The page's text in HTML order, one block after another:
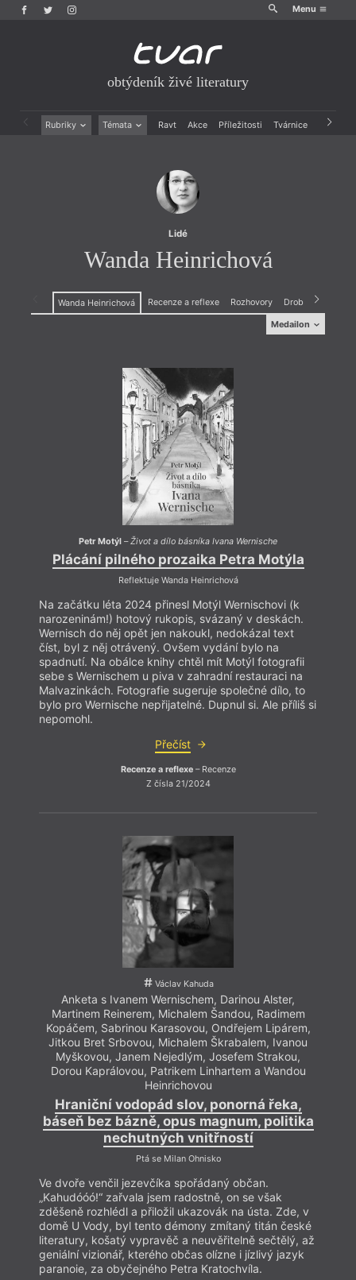
Menu
obtýdeník živé literatury
Rubriky Témata Ravt Akce Příležitosti Tvárnice Archiv
Lidé
Wanda Heinrichová
Wanda Heinrichová Recenze a reflexe Rozhovory Drobná
v Praze. V roce 2011 vydala básnickou sbírku
. Spolu s Ivanem Wernischem byla
editorkou antologieNejlepší české básně 2013
Ve Francii jí vyšel malý výbor z poezie
(2017) v překladu Petra Krále. Druhou
Jehla sestupujevydala v nakladatelství Fra
(2018). Přítomné básně v próze jsou ukázkou
Drž svíčku před prsoma!.
Medailon
Petr Motýl –Život a dílo básníka Ivana Wernische
Plácání pilného prozaika Petra Motýla
Reflektuje Wanda Heinrichová
Na začátku léta 2024 přinesl Motýl Wernischovi (k
narozeninám!) hotový rukopis, svázaný v deskách.
Wernisch do něj opět jen nakoukl, nedokázal text
číst, byl z něj otrávený. Ovšem vydání bylo na
spadnutí. Na obálce knihy chtěl mít Motýl fotografii
sebe s Wernischem u piva v zahradní restauraci na
Malvazinkách. Fotografie sugeruje společné dílo, to
bylo pro Wernische nepřijatelné. Dupnul si. Ale příliš si
nepomohl.
Přečíst
Recenze a reflexe– Recenze
Z čísla 21/2024
Václav Kahuda
Anketa s Ivanem Wernischem, Darinou Alster,
Martinem Reinerem, Michalem Šandou, Radimem
Kopáčem, Sabrinou Karasovou, Ondřejem Lipárem,
Jitkou Bret Srbovou, Michalem Škrabalem, Ivanou
Myškovou, Janem Nejedlým, Josefem Strakou,
Dorou Kaprálovou, Patrikem Linhartem a Wandou
Heinrichovou
Hraniční vodopád slov, ponorná řeka,
báseň bez bázně, opus magnum, politika
nechutných vnitřností
Ptá se Milan Ohnisko
Ve dvoře venčil jezevčíka spořádaný občan.
„Kahudóóó!“ zařvala jsem radostně, on se však
zděšeně rozhlédl a přiložil ukazovák na ústa. Zde, v
domě U Vody, byl tento démony zmítaný titán české
literatury, košatý vypravěč a neuvěřitelně sečtělý, až
geniální vizionář, kterého občas olízne i jízlivý jazyk
paranoie, za obyčejného Petra Kratochvíla.